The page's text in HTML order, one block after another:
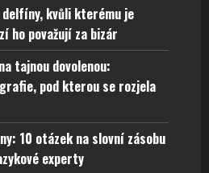
kvůli kterému je
ho považují za bizár
tajnou dovolenou:
pod kterou se rozjela
10 otázek na slovní zásobu
experty